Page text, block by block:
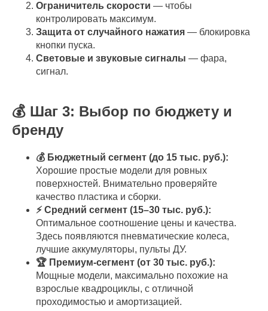
Ограничитель скорости — чтобы
контролировать максимум.
Защита от случайного нажатия — блокировка
кнопки пуска.
Световые и звуковые сигналы — фара,
сигнал.
💰 Шаг 3: Выбор по бюджету и
бренду
💰 Бюджетный сегмент (до 15 тыс. руб.):
Хорошие простые модели для ровных
поверхностей. Внимательно проверяйте
качество пластика и сборки.
⚡ Средний сегмент (15–30 тыс. руб.):
Оптимальное соотношение цены и качества.
Здесь появляются пневматические колеса,
лучшие аккумуляторы, пульты ДУ.
🏆 Премиум-сегмент (от 30 тыс. руб.):
Мощные модели, максимально похожие на
взрослые квадроциклы, с отличной
проходимостью и амортизацией.